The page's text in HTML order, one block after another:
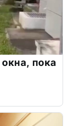
пока